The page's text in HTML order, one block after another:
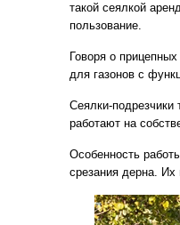
такой сеялкой
пользование.
Говоря о
для газонов с
Сеялки-подрезчики
работают на
Особенность
срезания дерна. Их